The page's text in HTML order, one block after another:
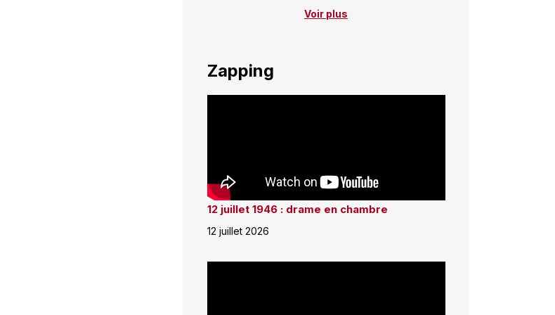
Voir plus
Zapping
12 juillet 1946 : drame en chambre
12 juillet 2026